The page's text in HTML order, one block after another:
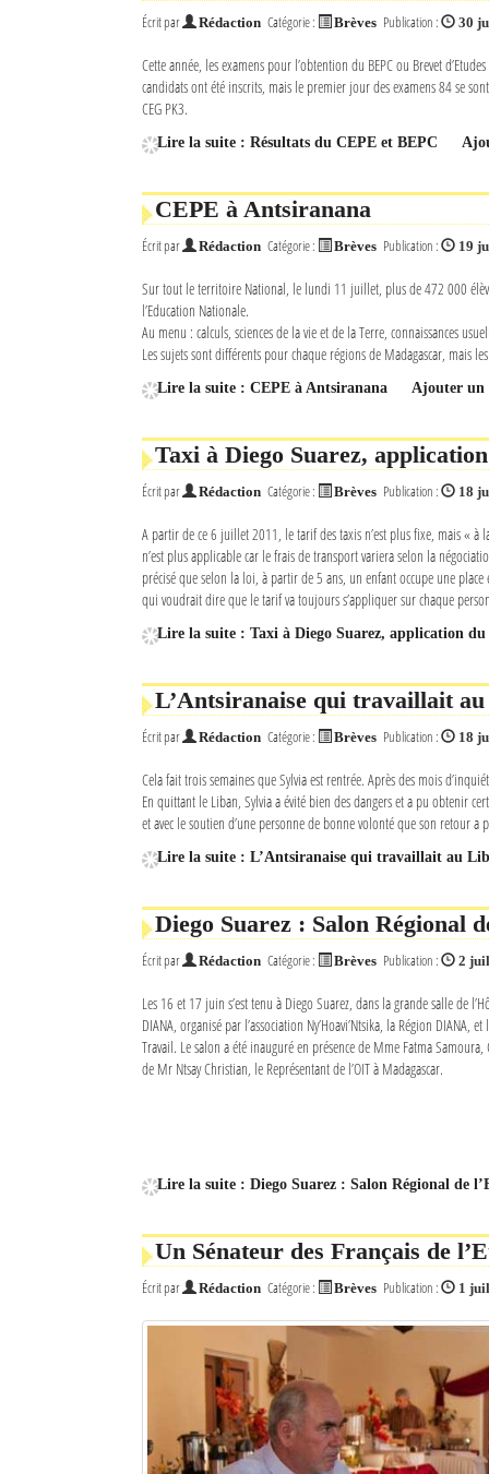
L'actualité du tourisme
Sites touristiques
Diego Suarez Pratique
Les Petites Annonces
La Tribune de Diego en PDF
Connexion
Identifiant oublié ?
Mot de passe oublié ?
Écrit par Rédaction Catégorie : Brèves Publication : 30
Cette année, les examens pour l’obtention du BEPC ou Brevet
candidats ont été inscrits, mais le premier jour des examens 84 se
CEG PK3.
Lire la suite : Résultats du CEPE et BEPC
CEPE à Antsiranana
Écrit par Rédaction Catégorie : Brèves Publication : 19
Sur tout le territoire National, le lundi 11 juillet, plus de 472 000
l’Education Nationale.
Au menu : calculs, sciences de la vie et de la Terre, connaissances
Les sujets sont différents pour chaque régions de Madagascar, mais
Lire la suite : CEPE à Antsiranana Ajouter un
Taxi à Diego Suarez,
Écrit par Rédaction Catégorie : Brèves Publication : 18
A partir de ce 6 juillet 2011, le tarif des taxis n’est plus fixe, mais «
n’est plus applicable car le frais de transport variera selon la
précisé que selon la loi, à partir de 5 ans, un enfant occupe une
qui voudrait dire que le tarif va toujours s’appliquer sur chaque
Lire la suite : Taxi à Diego Suarez, application
L’Antsiranaise qui travaillait
Écrit par Rédaction Catégorie : Brèves Publication : 18
Cela fait trois semaines que Sylvia est rentrée. Après des mois
En quittant le Liban, Sylvia a évité bien des dangers et a pu obtenir
et avec le soutien d’une personne de bonne volonté que son retour a
Lire la suite : L’Antsiranaise qui travaillait au
Diego Suarez : Salon Régional
Écrit par Rédaction Catégorie : Brèves Publication : 2
Les 16 et 17 juin s’est tenu à Diego Suarez, dans la grande salle de
DIANA, organisé par l’association Ny’Hoavi’Ntsika, la Région
Travail. Le salon a été inauguré en présence de Mme Fatma
de Mr Ntsay Christian, le Représentant de l’OIT à Madagascar.
Lire la suite : Diego Suarez : Salon Régional de
Un Sénateur des Français de
Écrit par Rédaction Catégorie : Brèves Publication : 1